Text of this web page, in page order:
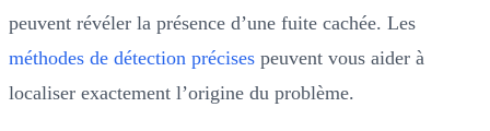
peuvent révéler la présence d’une fuite cachée. Les
méthodes de détection précises peuvent vous aider à
localiser exactement l’origine du problème.